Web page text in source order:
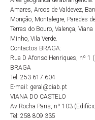
Amares, Arcos de Valdevez,
Monção, Montalegre, Paredes
Terras do Bouro, Valença,
Minho, Vila Verde.
Contactos BRAGA:
Rua D Afonso Henriques, nº 1
BRAGA
Tel: 253 617 604
E-mail: geral@ciab.pt
VIANA DO CASTELO
Av Rocha Paris, nº 103
Tel: 258 809 335